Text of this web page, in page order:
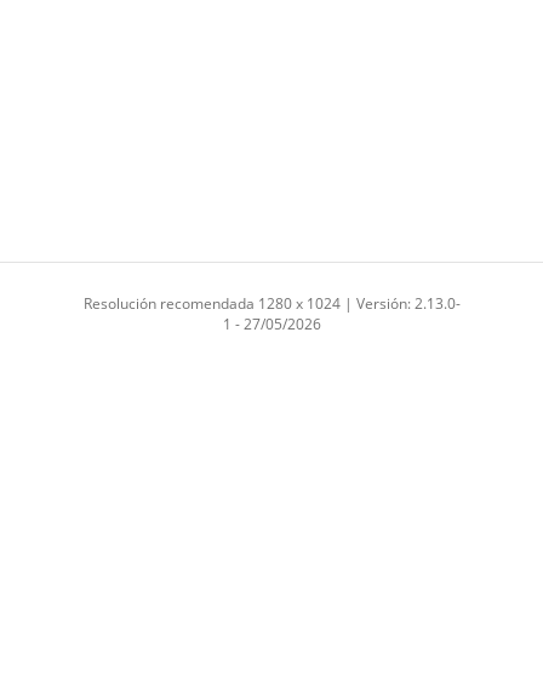
Resolución recomendada 1280 x 1024 | Versión: 2.13.0-
1 - 27/05/2026